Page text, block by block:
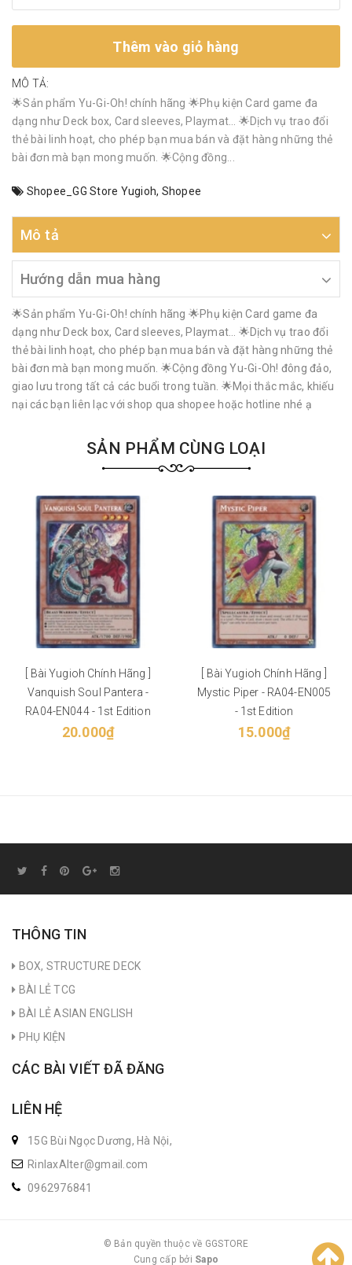
Thêm vào giỏ hàng
MÔ TẢ:
🌟Sản phẩm Yu-Gi-Oh! chính hãng 🌟Phụ kiện Card game đa
dạng như Deck box, Card sleeves, Playmat… 🌟Dịch vụ trao đổi
thẻ bài linh hoạt, cho phép bạn mua bán và đặt hàng những thẻ
bài đơn mà bạn mong muốn. 🌟Cộng đồng...
Shopee_GG Store Yugioh, Shopee
Mô tả
Hướng dẫn mua hàng
🌟Sản phẩm Yu-Gi-Oh! chính hãng 🌟Phụ kiện Card game đa
dạng như Deck box, Card sleeves, Playmat… 🌟Dịch vụ trao đổi
thẻ bài linh hoạt, cho phép bạn mua bán và đặt hàng những thẻ
bài đơn mà bạn mong muốn. 🌟Cộng đồng Yu-Gi-Oh! đông đảo,
giao lưu trong tất cả các buổi trong tuần. 🌟Mọi thắc mắc, khiếu
nại các bạn liên lạc với shop qua shopee hoặc hotline nhé ạ
SẢN PHẨM CÙNG LOẠI
[ Bài Yugioh Chính Hãng ]
Vanquish Soul Pantera -
RA04-EN044 - 1st Edition
20.000₫
[ Bài Yugioh Chính Hãng ]
Mystic Piper - RA04-EN005
- 1st Edition
15.000₫
THÔNG TIN
BOX, STRUCTURE DECK
BÀI LẺ TCG
BÀI LẺ ASIAN ENGLISH
PHỤ KIỆN
CÁC BÀI VIẾT ĐÃ ĐĂNG
LIÊN HỆ
15G Bùi Ngọc Dương, Hà Nội,
RinlaxAlter@gmail.com
0962976841
© Bản quyền thuộc về GGSTORE
|
Cung cấp bởi Sapo